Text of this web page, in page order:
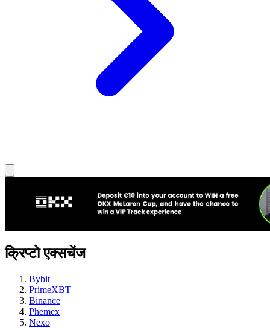
क्रिप्टो एक्सचेंज
Bybit
PrimeXBT
Binance
Phemex
Nexo